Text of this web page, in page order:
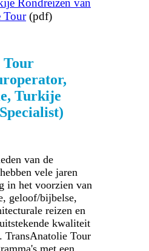
Tour (pdf)
Tour
Turkije
van de
vele jaren
in het voorzien van
geloof/bijbelse,
reizen en
kwaliteit
TransAnatolie Tour